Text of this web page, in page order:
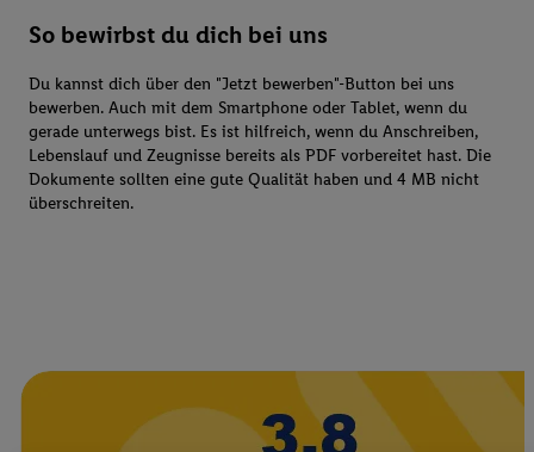
So bewirbst du dich bei uns
Du kannst dich über den "Jetzt bewerben"-Button bei uns
bewerben. Auch mit dem Smartphone oder Tablet, wenn du
gerade unterwegs bist. Es ist hilfreich, wenn du Anschreiben,
Lebenslauf und Zeugnisse bereits als PDF vorbereitet hast. Die
Dokumente sollten eine gute Qualität haben und 4 MB nicht
überschreiten.